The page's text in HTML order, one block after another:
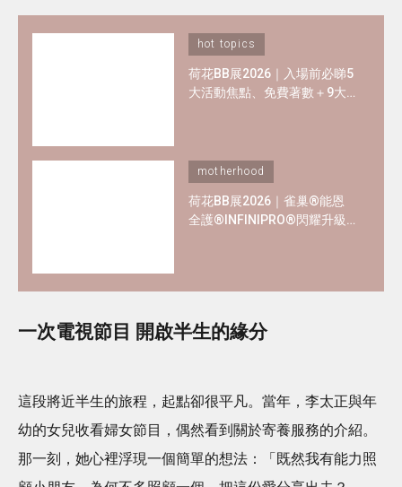
hot topics
荷花BB展2026｜入場前必睇5
大活動焦點、免費著數＋9大
motherhood
荷花BB展2026｜雀巢®能恩
全護®INFINIPRO®閃耀升級
一次電視節目 開啟半生的緣分
這段將近半生的旅程，起點卻很平凡。當年，李太正與年
幼的女兒收看婦女節目，偶然看到關於寄養服務的介紹。
那一刻，她心裡浮現一個簡單的想法：「既然我有能力照